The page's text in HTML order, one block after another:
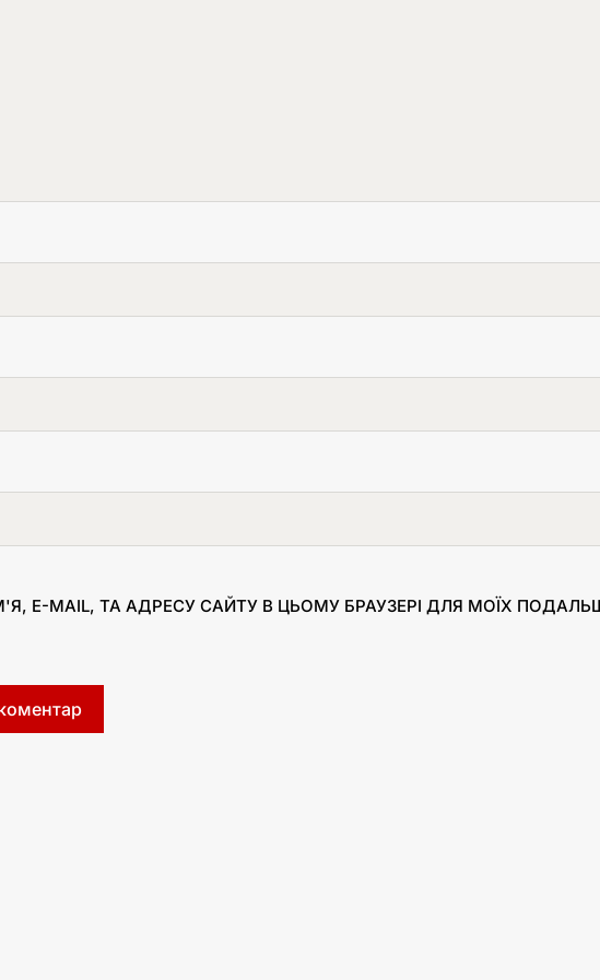
E-MAIL, ТА АДРЕСУ САЙТУ В ЦЬОМУ БРАУЗЕРІ ДЛЯ МОЇХ